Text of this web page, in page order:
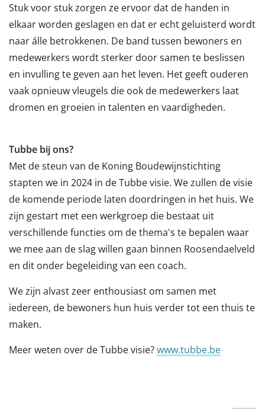
Stuk voor stuk zorgen ze ervoor dat de handen in
elkaar worden geslagen en dat er echt geluisterd wordt
naar álle betrokkenen. De band tussen bewoners en
medewerkers wordt sterker door samen te beslissen
en invulling te geven aan het leven. Het geeft ouderen
vaak opnieuw vleugels die ook de medewerkers laat
dromen en groeien in talenten en vaardigheden.
Tubbe bij ons?
Met de steun van de Koning Boudewijnstichting
stapten we in 2024 in de Tubbe visie. We zullen de visie
de komende periode laten doordringen in het huis. We
zijn gestart met een werkgroep die bestaat uit
verschillende functies om de thema's te bepalen waar
we mee aan de slag willen gaan binnen Roosendaelveld
en dit onder begeleiding van een coach.
We zijn alvast zeer enthousiast om samen met
iedereen, de bewoners hun huis verder tot een thuis te
maken.
Meer weten over de Tubbe visie?www.tubbe.be